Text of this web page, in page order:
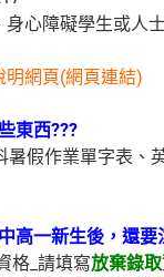
心障礙學生或人
網頁(網頁連結)
東西???
暑假作業單字表、
高一新生後，還要
格_請填寫放棄錄